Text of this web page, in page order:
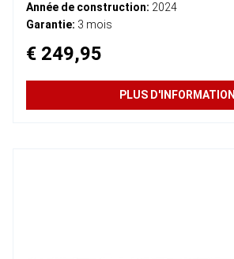
Année de construction: 2024
Garantie: 3 mois
€ 249,95
PLUS D'INFORMATION